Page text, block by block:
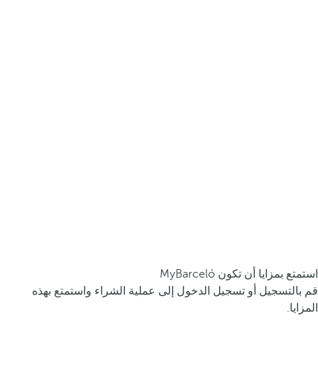
استمتع بمزايا أن تكون MyBarceló
قم بالتسجيل أو تسجيل الدخول إلى عملية الشراء واستمتع بهذه
المزايا.